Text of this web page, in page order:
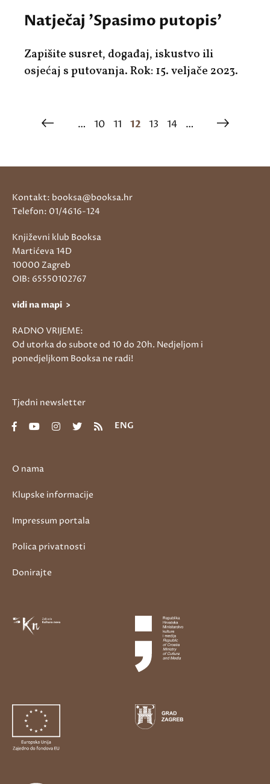
Natječaj 'Spasimo putopis'
Zapišite susret, događaj, iskustvo ili
osjećaj s putovanja. Rok: 15. veljače 2023.
… 10 11 12 13 14 …
O nama
Klupske informacije
Impressum portala
Polica privatnosti
Donirajte
Kontakt: booksa@booksa.hr
Telefon: 01/4616-124
Književni klub Booksa
Martićeva 14D
10000 Zagreb
OIB: 65550102767
vidi na mapi >
RADNO VRIJEME:
Od utorka do subote od 10 do 20h. Nedjeljom i
ponedjeljkom Booksa ne radi!
Tjedni newsletter
ENG